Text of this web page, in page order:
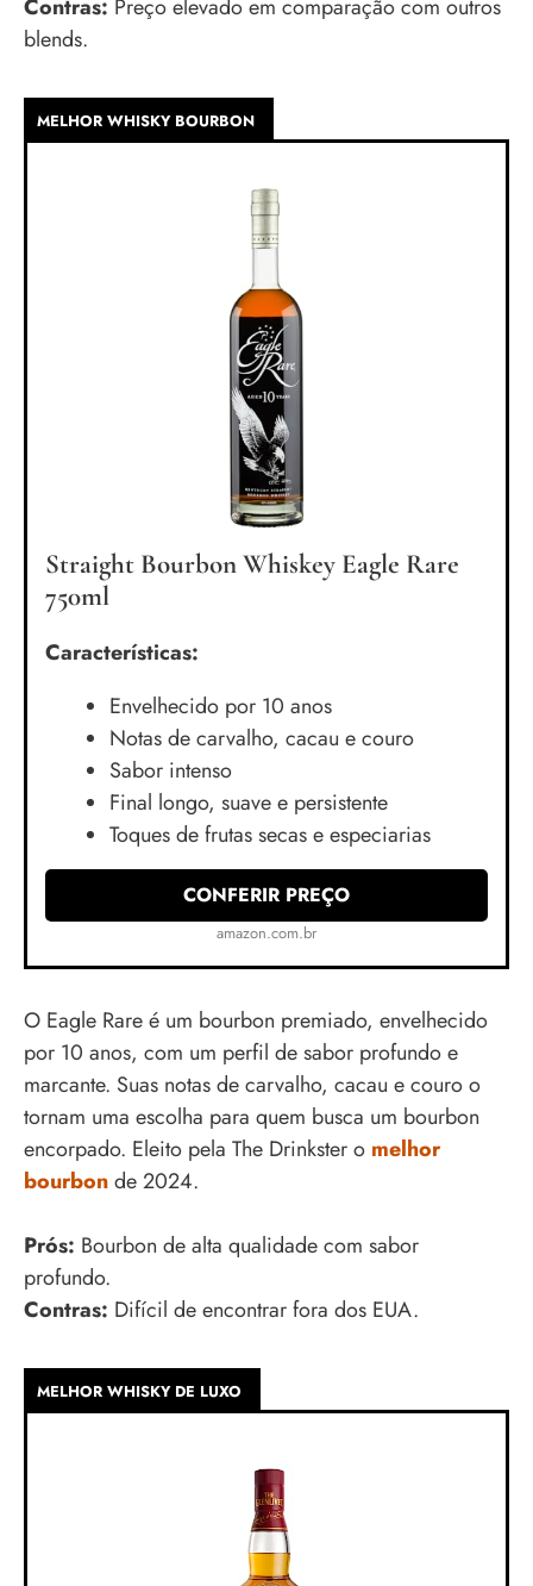
Contras: Preço elevado em comparação com outros
blends.
MELHOR WHISKY BOURBON
Straight Bourbon Whiskey Eagle Rare
750ml
Características:
Envelhecido por 10 anos
Notas de carvalho, cacau e couro
Sabor intenso
Final longo, suave e persistente
Toques de frutas secas e especiarias
CONFERIR PREÇO
amazon.com.br
O Eagle Rare é um bourbon premiado, envelhecido
por 10 anos, com um perfil de sabor profundo e
marcante. Suas notas de carvalho, cacau e couro o
tornam uma escolha para quem busca um bourbon
encorpado. Eleito pela The Drinkster o melhor
bourbonde 2024.
Prós: Bourbon de alta qualidade com sabor
profundo.
Contras: Difícil de encontrar fora dos EUA.
MELHOR WHISKY DE LUXO